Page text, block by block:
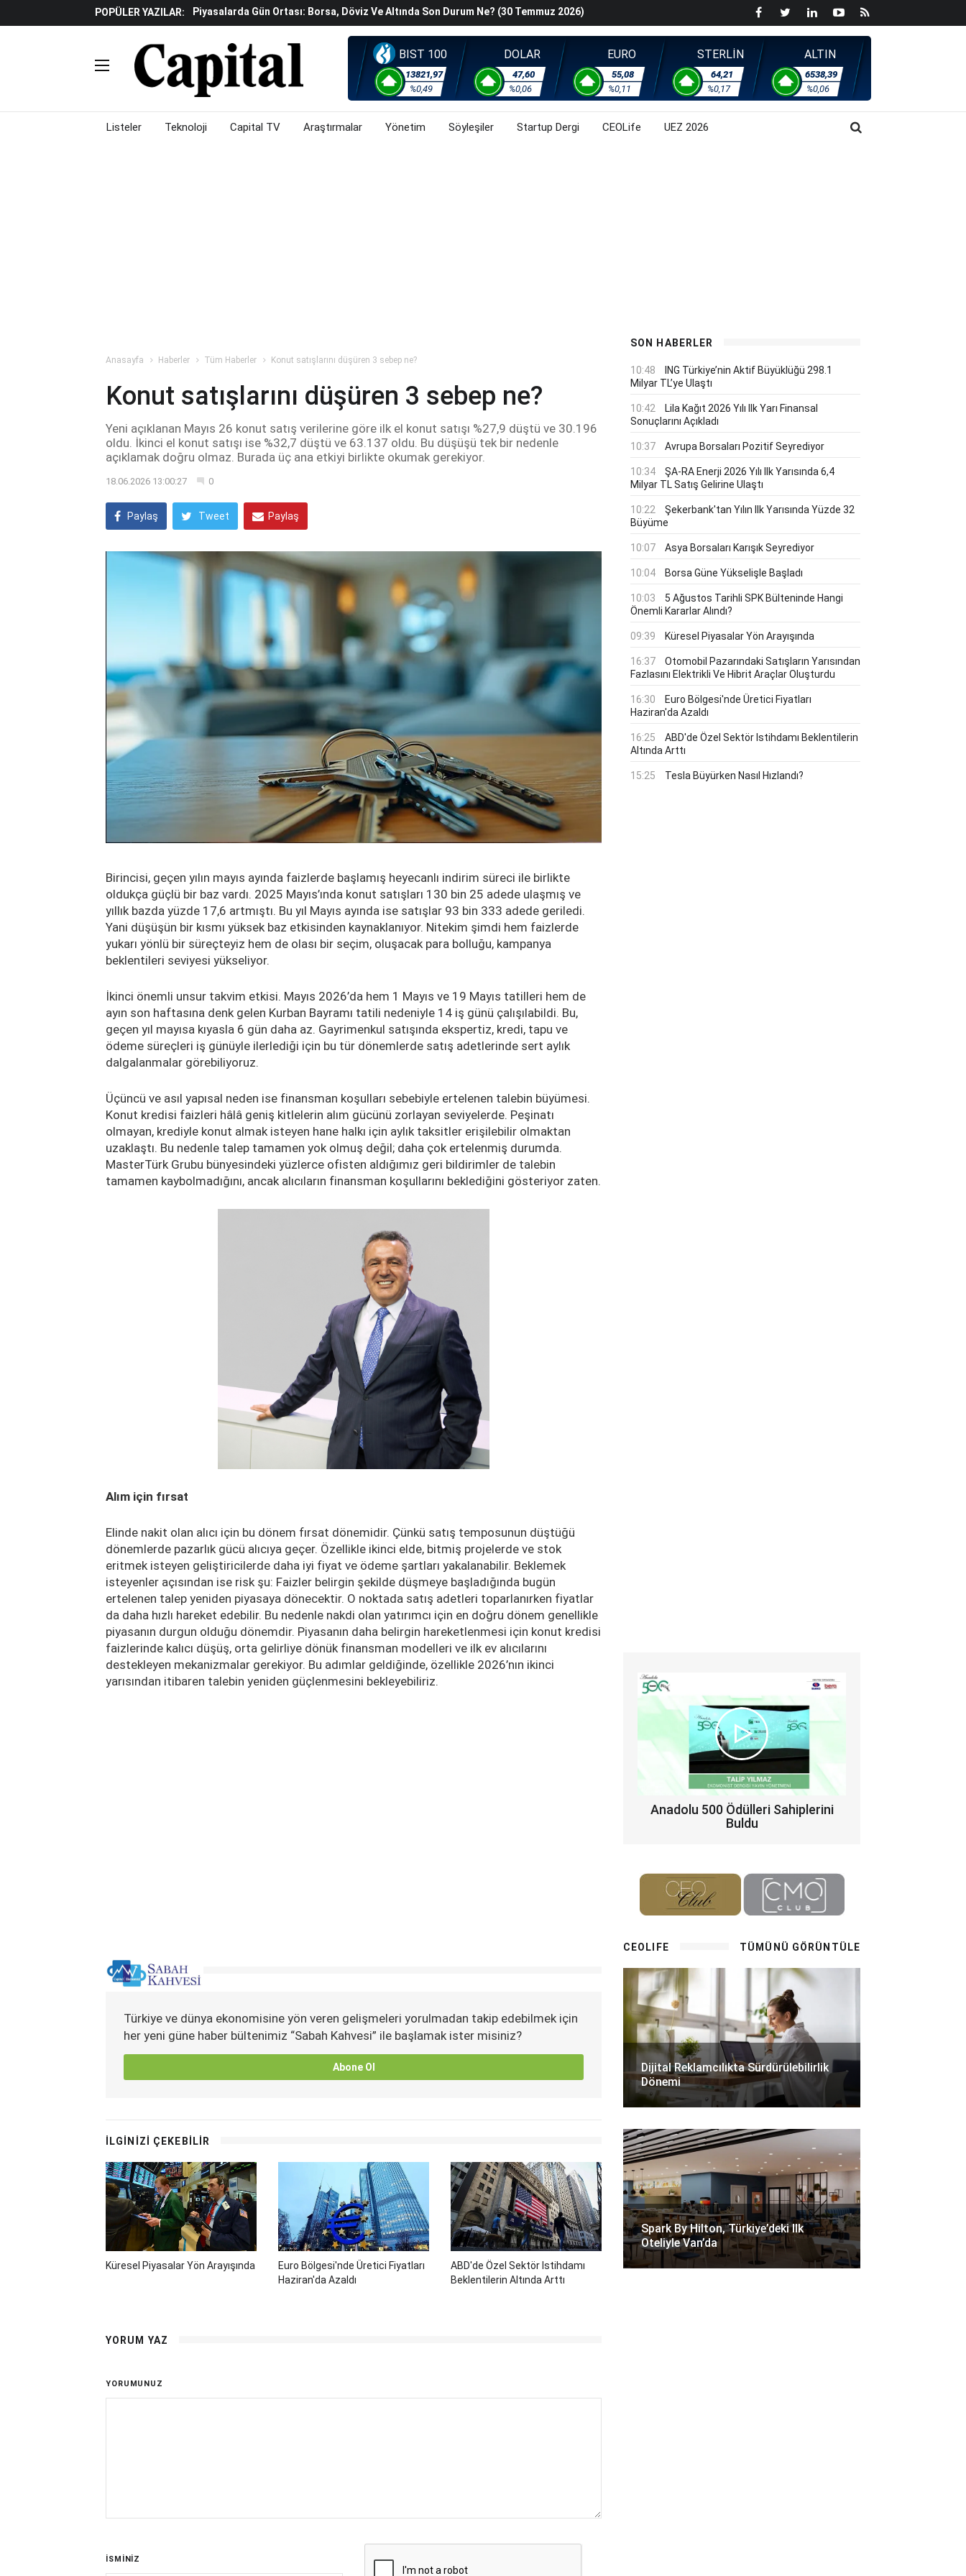
POPÜLER YAZILAR:
Piyasalarda Gün Ortası: Borsa, Döviz Ve Altında Son Durum Ne? (30 Temmuz 2026)
İş Dünyasının Acı Kaybı: Orhan Z. Diren Hayatını Kaybetti
Döviz Ve Altın Güne Nasıl Başladı? (30 Temmuz 2026)
Avrupa'da Yatırım Yapmak Isteyenlere Yeni Alternatif: Fransa
Küresel Piyasalarda Fed'e Ilişkin Belirsizlikler Ve Jeopolitik Gerilimlerden Kaynaklı
Satış Baskısı Hakim
BIST 100
13821,97
%0,49
DOLAR
47,60
%0,06
EURO
55,08
%0,11
STERLİN
64,21
%0,17
ALTIN
6538,39
%0,06
Listeler Teknoloji Capital TV Araştırmalar Yönetim Söyleşiler Startup Dergi CEOLife UEZ 2026
Anasayfa Haberler Tüm Haberler Konut satışlarını düşüren 3 sebep ne?
Konut satışlarını düşüren 3 sebep ne?
Yeni açıklanan Mayıs 26 konut satış verilerine göre ilk el konut satışı %27,9 düştü ve 30.196
oldu. İkinci el konut satışı ise %32,7 düştü ve 63.137 oldu. Bu düşüşü tek bir nedenle
açıklamak doğru olmaz. Burada üç ana etkiyi birlikte okumak gerekiyor.
18.06.2026 13:00:27 0
Paylaş Tweet Paylaş
Birincisi, geçen yılın mayıs ayında faizlerde başlamış heyecanlı indirim süreci ile birlikte
oldukça güçlü bir baz vardı. 2025 Mayıs’ında konut satışları 130 bin 25 adede ulaşmış ve
yıllık bazda yüzde 17,6 artmıştı. Bu yıl Mayıs ayında ise satışlar 93 bin 333 adede geriledi.
Yani düşüşün bir kısmı yüksek baz etkisinden kaynaklanıyor. Nitekim şimdi hem faizlerde
yukarı yönlü bir süreçteyiz hem de olası bir seçim, oluşacak para bolluğu, kampanya
beklentileri seviyesi yükseliyor.
İkinci önemli unsur takvim etkisi. Mayıs 2026’da hem 1 Mayıs ve 19 Mayıs tatilleri hem de
ayın son haftasına denk gelen Kurban Bayramı tatili nedeniyle 14 iş günü çalışılabildi. Bu,
geçen yıl mayısa kıyasla 6 gün daha az. Gayrimenkul satışında ekspertiz, kredi, tapu ve
ödeme süreçleri iş günüyle ilerlediği için bu tür dönemlerde satış adetlerinde sert aylık
dalgalanmalar görebiliyoruz.
Üçüncü ve asıl yapısal neden ise finansman koşulları sebebiyle ertelenen talebin büyümesi.
Konut kredisi faizleri hâlâ geniş kitlelerin alım gücünü zorlayan seviyelerde. Peşinatı
olmayan, krediyle konut almak isteyen hane halkı için aylık taksitler erişilebilir olmaktan
uzaklaştı. Bu nedenle talep tamamen yok olmuş değil; daha çok ertelenmiş durumda.
MasterTürk Grubu bünyesindeki yüzlerce ofisten aldığımız geri bildirimler de talebin
tamamen kaybolmadığını, ancak alıcıların finansman koşullarını beklediğini gösteriyor zaten.
Alım için fırsat
Elinde nakit olan alıcı için bu dönem fırsat dönemidir. Çünkü satış temposunun düştüğü
dönemlerde pazarlık gücü alıcıya geçer. Özellikle ikinci elde, bitmiş projelerde ve stok
eritmek isteyen geliştiricilerde daha iyi fiyat ve ödeme şartları yakalanabilir. Beklemek
isteyenler açısından ise risk şu: Faizler belirgin şekilde düşmeye başladığında bugün
ertelenen talep yeniden piyasaya dönecektir. O noktada satış adetleri toparlanırken fiyatlar
da daha hızlı hareket edebilir. Bu nedenle nakdi olan yatırımcı için en doğru dönem genellikle
piyasanın durgun olduğu dönemdir. Piyasanın daha belirgin hareketlenmesi için konut kredisi
faizlerinde kalıcı düşüş, orta gelirliye dönük finansman modelleri ve ilk ev alıcılarını
destekleyen mekanizmalar gerekiyor. Bu adımlar geldiğinde, özellikle 2026’nın ikinci
yarısından itibaren talebin yeniden güçlenmesini bekleyebiliriz.
Türkiye ve dünya ekonomisine yön veren gelişmeleri yorulmadan takip edebilmek için
her yeni güne haber bültenimiz “Sabah Kahvesi” ile başlamak ister misiniz?
Abone Ol
İLGİNİZİ ÇEKEBİLİR
Küresel Piyasalar Yön Arayışında
Euro Bölgesi'nde Üretici Fiyatları
Haziran'da Azaldı
ABD'de Özel Sektör Istihdamı
Beklentilerin Altında Arttı
YORUM YAZ
YORUMUNUZ
İSMİNİZ
SON HABERLER
10:48
ING Türkiye’nin Aktif Büyüklüğü 298.1
Milyar TL’ye Ulaştı
10:42
Lila Kağıt 2026 Yılı Ilk Yarı Finansal
Sonuçlarını Açıkladı
10:37 Avrupa Borsaları Pozitif Seyrediyor
10:34
ŞA-RA Enerji 2026 Yılı Ilk Yarısında 6,4
Milyar TL Satış Gelirine Ulaştı
10:22
Şekerbank'tan Yılın Ilk Yarısında Yüzde 32
Büyüme
10:07 Asya Borsaları Karışık Seyrediyor
10:04 Borsa Güne Yükselişle Başladı
10:03
5 Ağustos Tarihli SPK Bülteninde Hangi
Önemli Kararlar Alındı?
09:39 Küresel Piyasalar Yön Arayışında
16:37
Otomobil Pazarındaki Satışların Yarısından
Fazlasını Elektrikli Ve Hibrit Araçlar Oluşturdu
16:30
Euro Bölgesi'nde Üretici Fiyatları
Haziran'da Azaldı
16:25
ABD'de Özel Sektör Istihdamı Beklentilerin
Altında Arttı
15:25 Tesla Büyürken Nasıl Hızlandı?
Anadolu 500 Ödülleri Sahiplerini
Buldu
CEOLIFE TÜMÜNÜ GÖRÜNTÜLE
Dijital Reklamcılıkta Sürdürülebilirlik
Dönemi
Spark By Hilton, Türkiye’deki Ilk
Oteliyle Van’da